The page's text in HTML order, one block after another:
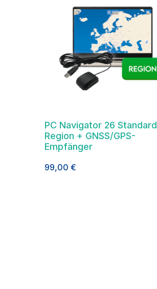
PC Navigator 26 Standard
Region + GNSS/GPS-
Empfänger
99,00 €